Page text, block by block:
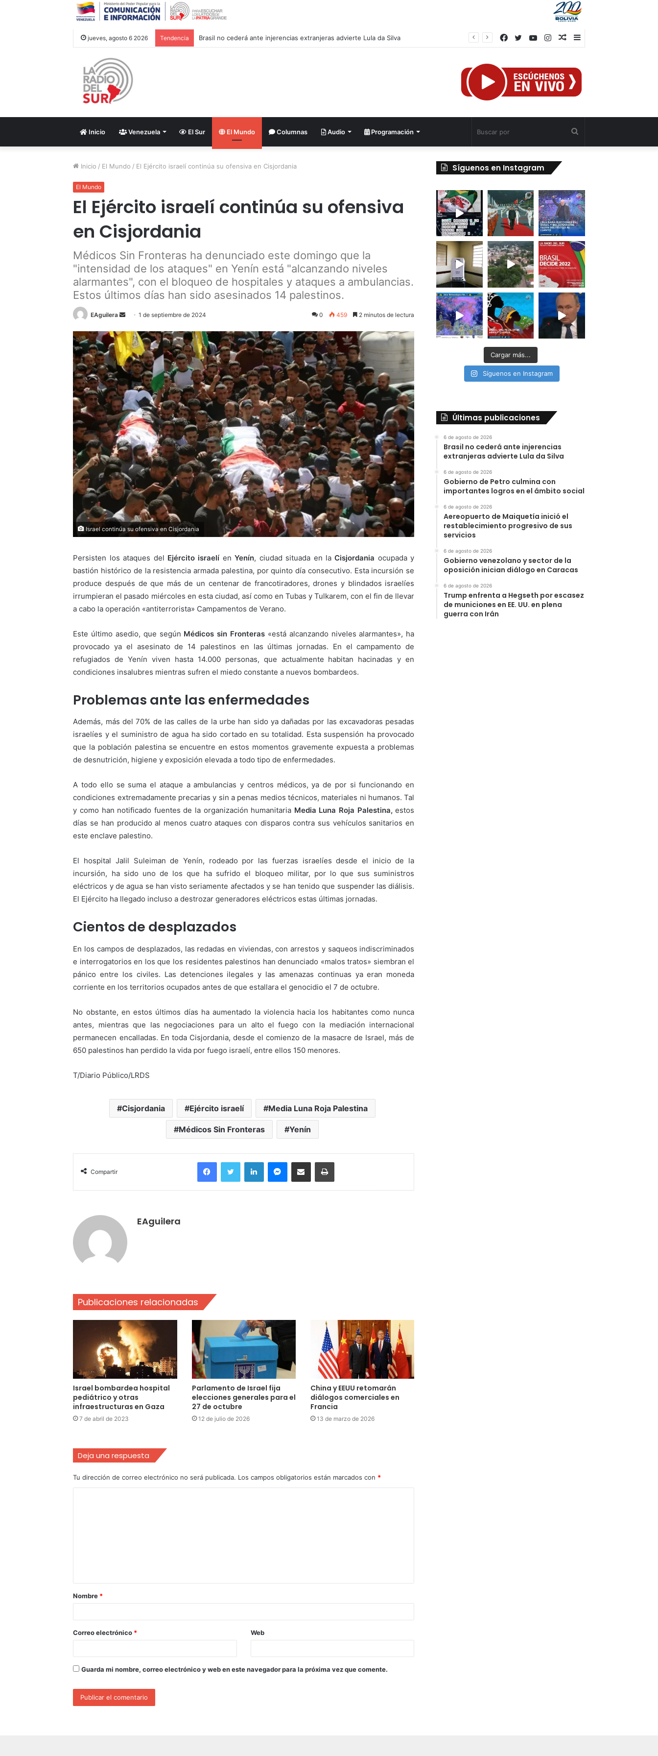
jueves, agosto 6 2026 Tendencia Brasil no cederá ante injerencias extranjeras advierte Lula da Silva
Barra
Publicación
azar
Instagram
YouTube
Twitter
Facebook
Inicio Venezuela El Sur El Mundo Columnas Audio Programación
Inicio / El Mundo / El Ejército israelí continúa su ofensiva en Cisjordania
El Mundo
El Ejército israelí continúa su ofensiva
en Cisjordania
Médicos Sin Fronteras ha denunciado este domingo que la
"intensidad de los ataques" en Yenín está "alcanzando niveles
alarmantes", con el bloqueo de hospitales y ataques a ambulancias.
Estos últimos días han sido asesinados 14 palestinos.
EAguilera
Send
email
1 de septiembre de 2024 0 459 2 minutos de lectura
Israel continúa su ofensiva en Cisjordania
Persisten los ataques del Ejército israelí enYenín, ciudad situada en laCisjordania ocupada y
bastión histórico de la resistencia armada palestina, por quinto día consecutivo. Esta incursión se
produce después de que más de un centenar de francotiradores, drones y blindados israelíes
irrumpieran el pasado miércoles en esta ciudad, así como en Tubas y Tulkarem, con el fin de llevar
a cabo la operación «antiterrorista» Campamentos de Verano.
Este último asedio, que según Médicos sin Fronteras «está alcanzando niveles alarmantes», ha
provocado ya el asesinato de 14 palestinos en las últimas jornadas. En el campamento de
refugiados de Yenín viven hasta 14.000 personas, que actualmente habitan hacinadas y en
condiciones insalubres mientras sufren el miedo constante a nuevos bombardeos.
Problemas ante las enfermedades
Además, más del 70% de las calles de la urbe han sido ya dañadas por las excavadoras pesadas
israelíes y el suministro de agua ha sido cortado en su totalidad. Esta suspensión ha provocado
que la población palestina se encuentre en estos momentos gravemente expuesta a problemas
de desnutrición, higiene y exposición elevada a todo tipo de enfermedades.
A todo ello se suma el ataque a ambulancias y centros médicos, ya de por si funcionando en
condiciones extremadamente precarias y sin a penas medios técnicos, materiales ni humanos. Tal
y como han notificado fuentes de la organización humanitaria Media Luna Roja Palestina, estos
días se han producido al menos cuatro ataques con disparos contra sus vehículos sanitarios en
este enclave palestino.
El hospital Jalil Suleiman de Yenín, rodeado por las fuerzas israelíes desde el inicio de la
incursión, ha sido uno de los que ha sufrido el bloqueo militar, por lo que sus suministros
eléctricos y de agua se han visto seriamente afectados y se han tenido que suspender las diálisis.
El Ejército ha llegado incluso a destrozar generadores eléctricos estas últimas jornadas.
Cientos de desplazados
En los campos de desplazados, las redadas en viviendas, con arrestos y saqueos indiscriminados
e interrogatorios en los que los residentes palestinos han denunciado «malos tratos» siembran el
pánico entre los civiles. Las detenciones ilegales y las amenazas continuas ya eran moneda
corriente en los territorios ocupados antes de que estallara el genocidio el 7 de octubre.
No obstante, en estos últimos días ha aumentado la violencia hacia los habitantes como nunca
antes, mientras que las negociaciones para un alto el fuego con la mediación internacional
permanecen encalladas. En toda Cisjordania, desde el comienzo de la masacre de Israel, más de
650 palestinos han perdido la vida por fuego israelí, entre ellos 150 menores.
T/Diario Público/LRDS
Cisjordania Ejército israelí Media Luna Roja Palestina
Médicos Sin Fronteras Yenín
Compartir
FacebookTwitter LinkedInMessengerCompartir por correo electrónicoImprimir
EAguilera
Publicaciones relacionadas
Israel bombardea hospital
pediátrico y otras
infraestructuras en Gaza
7 de abril de 2023
Parlamento de Israel fija
elecciones generales para el
27 de octubre
12 de julio de 2026
China y EEUU retomarán
diálogos comerciales en
Francia
13 de marzo de 2026
Deja una respuesta
Tu dirección de correo electrónico no será publicada. Los campos obligatorios están marcados con *
Nombre *
Correo electrónico * Web
Guarda mi nombre, correo electrónico y web en este navegador para la próxima vez que comente.
Síguenos en Instagram
Cargar más...
Síguenos en Instagram
Últimas publicaciones
6 de agosto de 2026
Brasil no cederá ante injerencias
extranjeras advierte Lula da Silva
6 de agosto de 2026
Gobierno de Petro culmina con
importantes logros en el ámbito social
6 de agosto de 2026
Aereopuerto de Maiquetía inició el
restablecimiento progresivo de sus
servicios
6 de agosto de 2026
Gobierno venezolano y sector de la
oposición inician diálogo en Caracas
6 de agosto de 2026
Trump enfrenta a Hegseth por escasez
de municiones en EE. UU. en plena
guerra con Irán